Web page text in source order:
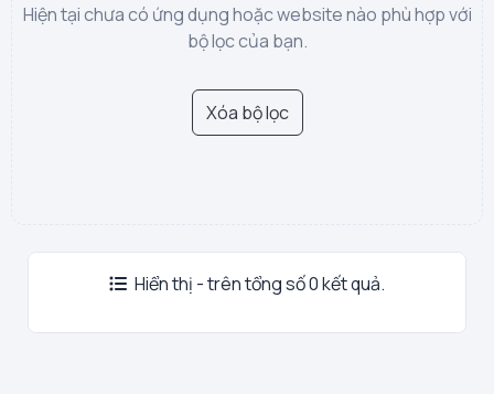
Hiện tại chưa có ứng dụng hoặc website nào phù hợp với
bộ lọc của bạn.
Xóa bộ lọc
Hiển thị - trên tổng số 0 kết quả.